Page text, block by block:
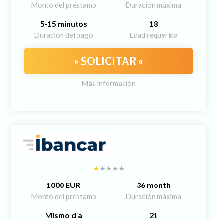
Monto del préstamo Duración máxima
5-15 minutos
Duración del pago
18
Edad requerida
» SOLICITAR «
Más información
1000 EUR
Monto del préstamo
36 month
Duración máxima
Mismo día 21